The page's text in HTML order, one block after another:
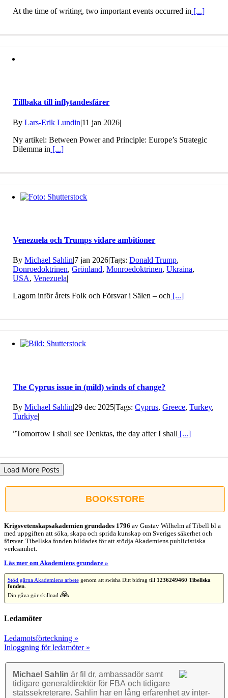
At the time of writing, two important events occurred in [...]
Tillbaka till inflytandesfärer
ByLars-Erik Lundin|11 jan 2026|
Ny artikel: Between Power and Principle: Europe’s Strategic
Dilemma in [...]
Venezuela och Trumps vidare ambitioner
ByMichael Sahlin|7 jan 2026|Tags:Donald Trump,
Donroedoktrinen,Grönland,Monroedoktrinen,Ukraina,
USA,Venezuela|
Lagom inför årets Folk och Försvar i Sälen – och [...]
The Cyprus issue in (mild) winds of change?
ByMichael Sahlin|29 dec 2025|Tags:Cyprus,Greece,Turkey,
Turkiye|
”Tomorrow I shall see Denktas, the day after I shall [...]
Load More Posts
BOOKSTORE
Krigsvetenskap­sakademien grundades 1796 av Gustav Wilhelm af Tibell bl a
med uppgiften att söka, skapa och sprida kunskap om Sveriges säkerhet och
försvar. Tibellska fonden bildades för att stödja Akademiens publicistiska
verksamhet.
Läs mer om Akademiens grundare »
Stöd gärna Akademiens arbetegenom att swisha Ditt bidrag till 1236249460 Tibellska
fonden.
Din gåva gör skillnad 🙏
Ledamöter
Ledamotsförteckning »
Inloggning för ledamöter »
Michael Sahlin är fil dr, ambassadör samt
tidigare general­direktör för FBA och tidigare
stats­sekre­terare. Sahlin har en lång erfarenhet av inter­